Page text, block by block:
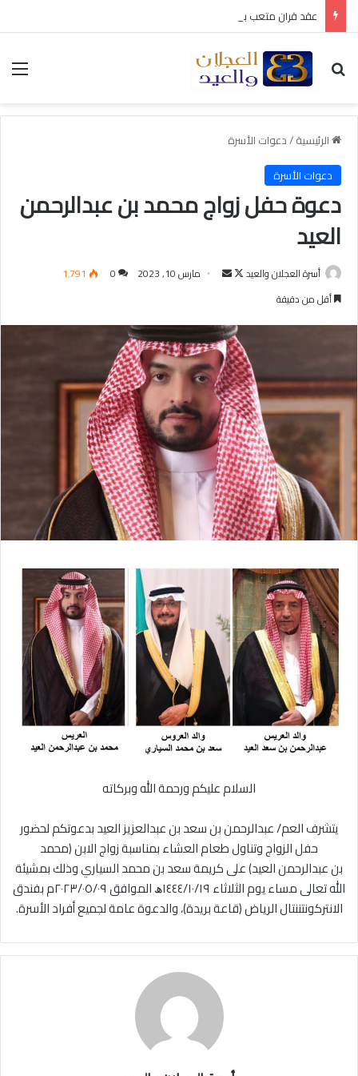
عقد قران متعب بن سليمان العيد
بحث عن
الرئيسية/دعوات الأسرة
دعوات الأسرة
دعوة حفل زواج محمد بن عبدالرحمن
العيد
أسرة العجلان والعيد
ت
ع
ع
ل
ى
X
ل
ب
ر
ي
د
ا
إ
ل
ك
ت
ر
و
مارس 10, 2023 0
1٬791
أقل من دقيقة
السلامعليكمورحمةاللهوبركاته
يتشرفالعم/عبدالرحمنبنسعدبنعبدالعزيزالعيدبدعوتكملحضور
حفلالزواجوتناولطعامالعشاءبمناسبةزواجالابن(محمد
بنعبدالرحمنالعيد)علىكريمةسعدبنمحمدالسياريوذلكبمشيئة
اللهتعالىمساءيومالثلاثاء ١٤٤٤/١٠/١٩ﮪ الموافق ٢٠٢٣/٠٥/٠٩م
بفندق
الانتركونتننتالالرياض(قاعةبريدة)،والدعوةعامةلجميعأفرادالأسرة.